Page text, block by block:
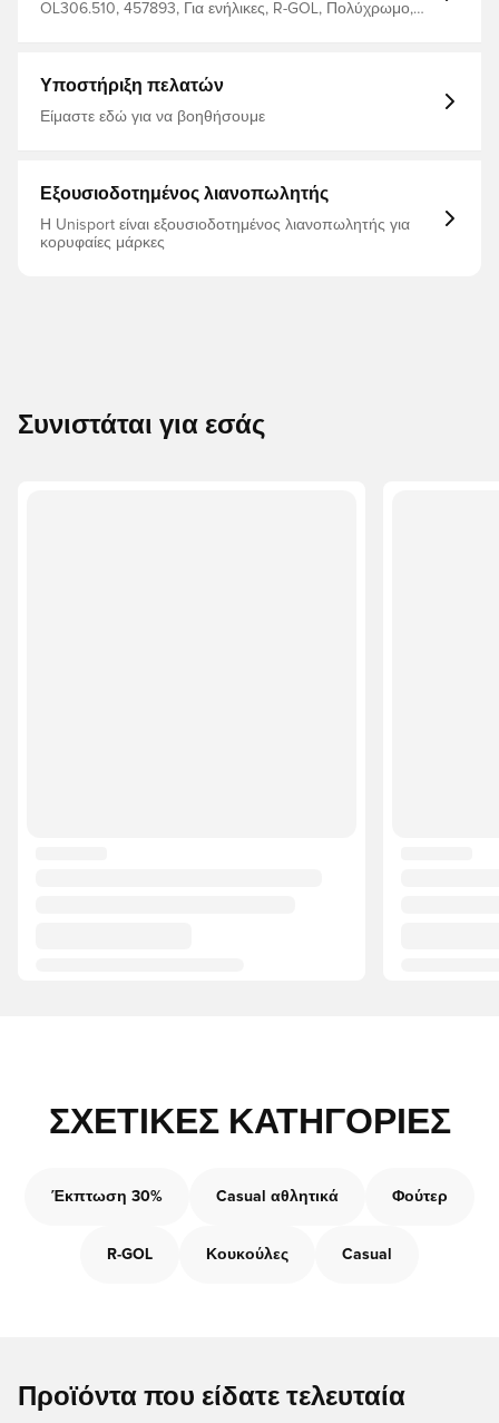
OL306.510, 457893, Για ενήλικες, R-GOL, Πολύχρωμο,
Υποστήριξη πελατών
Είμαστε εδώ για να βοηθήσουμε
Εξουσιοδοτημένος λιανοπωλητής
Η Unisport είναι εξουσιοδοτημένος λιανοπωλητής για
κορυφαίες μάρκες
Συνιστάται για εσάς
ΣΧΕΤΙΚΈΣ ΚΑΤΗΓΟΡΊΕΣ
Έκπτωση 30% Casual αθλητικά Φούτερ
R-GOL Κουκούλες Casual
Προϊόντα που είδατε τελευταία